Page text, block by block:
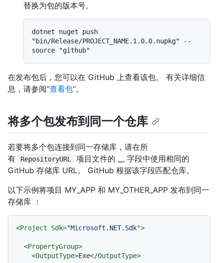
替换为包的版本号。
dotnet nuget push
"bin/Release/PROJECT_NAME.1.0.0.nupkg" --
在发布包后，您可以在 GitHub 上查看该包。 有关详细信
息，请参阅“查看包”。
将多个包发布到同一个仓库
若要将多个包连接到同一存储库，请在所
有
RepositoryURL
项目文件的 __ 字段中使用相同的
GitHub 存储库 URL。 GitHub 根据该字段匹配仓库。
以下示例将项目 MY_APP 和 MY_OTHER_APP 发布到同一
存储库 ：
<Project Sdk="Microsoft.NET.Sdk">
<PropertyGroup>
<OutputType>Exe</OutputType>